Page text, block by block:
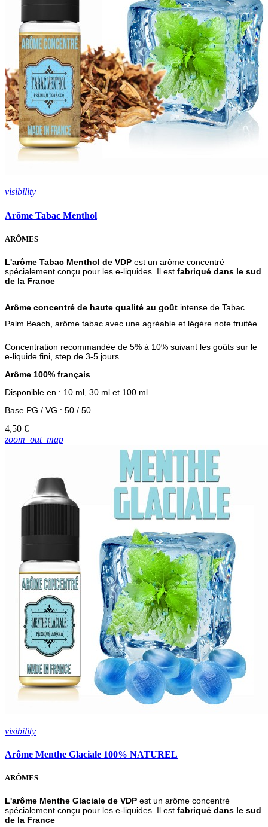
visibility
Arôme Tabac Menthol
ARÔMES
L'arôme Tabac Menthol de VDP est un arôme concentré
spécialement conçu pour les e-liquides. Il est fabriqué dans le sud
de la France
Arôme concentré de haute qualité au goût intense de Tabac
Palm Beach, arôme tabac avec une agréable et légère note fruitée.
Concentration recommandée de 5% à 10% suivant les goûts sur le
e-liquide fini, step de 3-5 jours.
Arôme 100% français
Disponible en : 10 ml, 30 ml et 100 ml
Base PG / VG : 50 / 50
4,50 €
zoom_out_map
visibility
Arôme Menthe Glaciale 100% NATUREL
ARÔMES
L'arôme Menthe Glaciale de VDP est un arôme concentré
spécialement conçu pour les e-liquides. Il est fabriqué dans le sud
de la France